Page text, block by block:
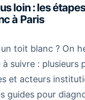
loin : les
à Paris
toit blanc ? On
à suivre : plusieurs
et acteurs
guides pour